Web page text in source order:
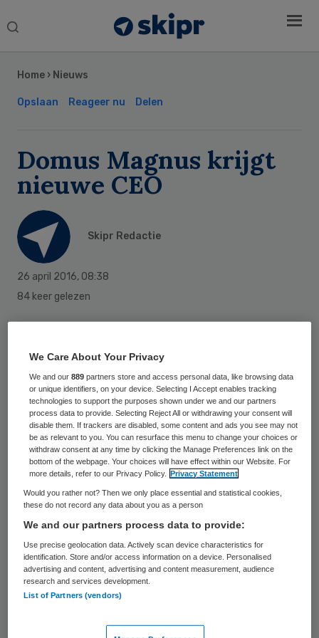
Search
Home › Nieuws
Opslaan Reageer nu Delen
Domus Magnus krijgt
nieuwe CEO
Skipr Redactie
26 april 2016, 08:38
84 keer gelezen
Domus Magnus worden. De aandeelhouders
en raad van commissarissen van de
woonzorgorganisatie zijn voornemens om
hem per 1 september te benoemen tot
algemeen directeur.
Deterd volgt daarmee Erwin Miedema op,
oprichter en aandeelhouder van Domus
Magnus. Miedema zal als aandeelhouder
betrokken blijven, net als
medeaandeelhouder Navitas Capital.
Deterd is nu nog directeur vastgoed bij ’s
Sidebar
We Care About Your Privacy
We and our889 partners store and access personal data, like browsing data
or unique identifiers, on your device. Selecting I Accept enables tracking
technologies to support the purposes shown under we and our partners
process data to provide. Selecting Reject All or withdrawing your consent will
disable them. If trackers are disabled, some content and ads you see may not
be as relevant to you. You can resurface this menu to change your choices or
withdraw consent at any time by clicking the Manage Preferences link on the
bottom of the webpage. Your choices will have effect within our Website. For
more details, refer to our Privacy Policy.
Privacy Statement
Would you rather not? Then we only place essential and statistical cookies,
these do not record any data about you as a person
We and our partners process data to provide:
Use precise geolocation data. Actively scan device characteristics for
identification. Store and/or access information on a device. Personalised
advertising and content, advertising and content measurement, audience
research and services development.
List of Partners (vendors)